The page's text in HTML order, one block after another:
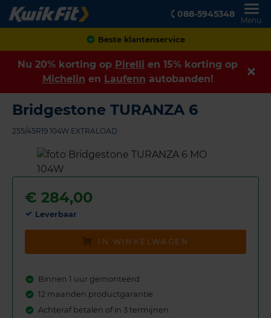
088-5945348
Menu
Achteraf betalen
Nu 20% korting op Pirelli en 15% korting op
Michelin en Laufenn autobanden!
Bridgestone TURANZA 6
255/45R19 104W EXTRALOAD
€ 284,00
Leverbaar
IN WINKELWAGEN
Binnen 1 uur gemonteerd
12 maanden productgarantie
Achteraf betalen of in 3 termijnen